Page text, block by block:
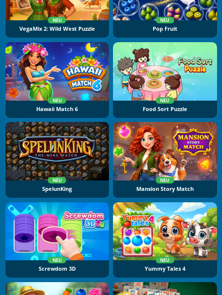
NEU
VegaMix 2: Wild West Puzzle
NEU
Pop Fruit
NEU
Hawaii Match 6
NEU
Food Sort Puzzle
NEU
SpelunKing
NEU
Mansion Story Match
NEU
Screwdom 3D
NEU
Yummy Tales 4